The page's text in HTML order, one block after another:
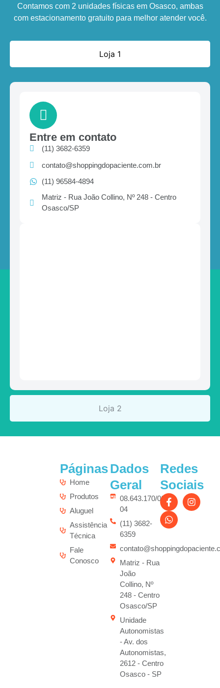
Contamos com 2 unidades físicas em Osasco, ambas
com estacionamento gratuito para melhor atender você.
Loja 1
Loja 2
Entre em contato
(11) 3682-6359
contato@shoppingdopaciente.com.br
(11) 96584-4894
Matriz - Rua João Collino, Nº 248 - Centro
Osasco/SP
Páginas
Home
Produtos
Aluguel
Assistência
Técnica
Fale
Conosco
Dados
Geral
08.643.170/0001-
04
(11) 3682-
6359
Matriz - Rua
João
Collino, Nº
248 - Centro
Osasco/SP
Unidade
Autonomistas
- Av. dos
Autonomistas,
2612 - Centro
Osasco - SP
Redes
Sociais